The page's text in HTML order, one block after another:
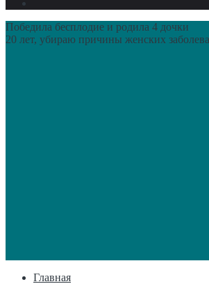
Победила бесплодие и родила 4 дочки
20 лет, убираю причины женских
Главная